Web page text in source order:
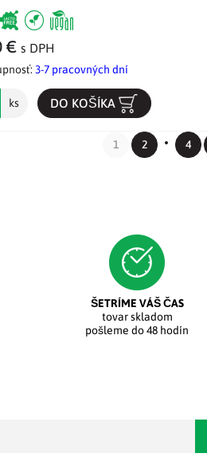
€ s DPH
3-7 pracovných dní
ks DO KOŠÍKA
1 2 4
ŠETRÍME VÁŠ ČAS
tovar skladom
pošleme do 48 hodín